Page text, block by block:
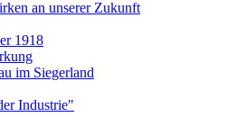
an unserer Zukunft
1918
im Siegerland
Industrie"